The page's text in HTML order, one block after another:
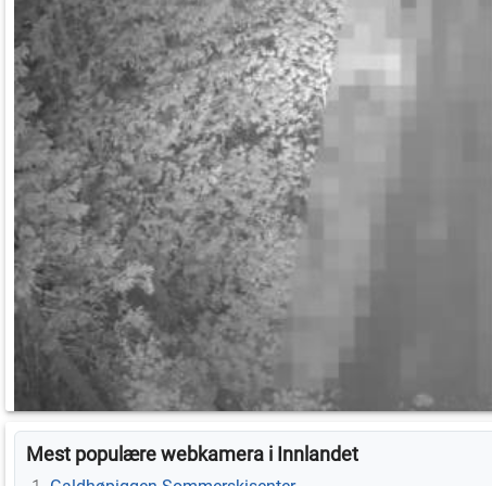
Mest populære webkamera i Innlandet